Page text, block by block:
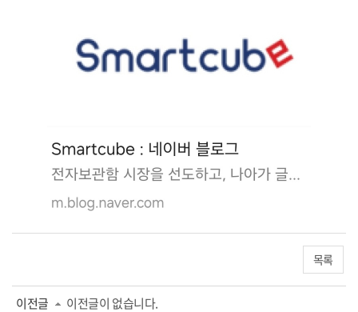
목록
이전글 이전글이 없습니다.